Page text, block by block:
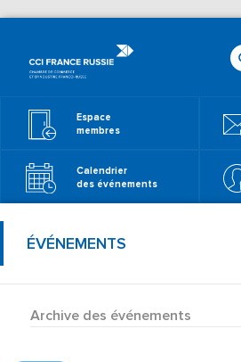
Espace
membres
Calendrier
des événements
ÉVÉNEMENTS
Archive des événements